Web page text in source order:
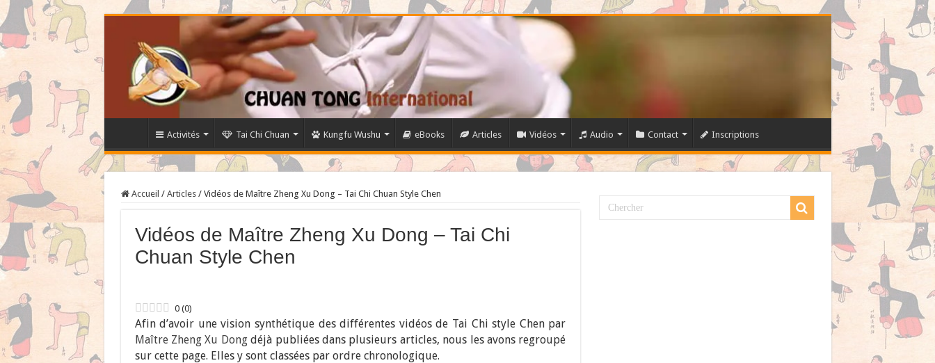
Activités Tai Chi Chuan Kungfu Wushu eBooks Articles Vidéos Audio Contact Inscriptions
Accueil / Articles / Vidéos de Maître Zheng Xu Dong – Tai Chi Chuan Style Chen
Vidéos de Maître Zheng Xu Dong – Tai Chi
Chuan Style Chen
0 (0)
Afin d’avoir une vision synthétique des différentes vidéos de Tai Chi style Chen par
Maître Zheng Xu Dongdéjà publiées dans plusieurs articles, nous les avons regroupé
sur cette page. Elles y sont classées par ordre chronologique.